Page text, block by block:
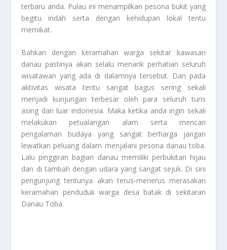
terbaru anda. Pulau ini menampilkan pesona bukit yang
begitu indah serta dengan kehidupan lokal tentu
memikat.
Bahkan dengan keramahan warga sekitar kawasan
danau pastinya akan selalu menarik perhatian seluruh
wisatawan yang ada di dalamnya tersebut. Dan pada
aktivitas wisata tentu sangat bagus sering sekali
menjadi kunjungan terbesar oleh para seluruh turis
asing dari luar indonesia. Maka ketika anda ingin sekali
melakukan petualangan alam serta mencari
pengalaman budaya yang sangat berharga jangan
lewatkan peluang dalam menjalani pesona danau toba.
Lalu pinggiran bagian danau memiliki perbukitan hijau
dan di tambah dengan udara yang sangat sejuk. Di sini
pengunjung tentunya akan terus-menerus merasakan
keramahan penduduk warga desa batak di sekitaran
Danau Toba.